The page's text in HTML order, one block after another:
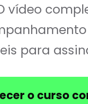
vídeo
para
o curso